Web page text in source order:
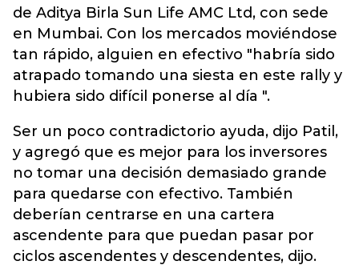
de Aditya Birla Sun Life AMC Ltd, con sede
en Mumbai. Con los mercados moviéndose
tan rápido, alguien en efectivo "habría sido
atrapado tomando una siesta en este rally y
hubiera sido difícil ponerse al día ".
Ser un poco contradictorio ayuda, dijo Patil,
y agregó que es mejor para los inversores
no tomar una decisión demasiado grande
para quedarse con efectivo. También
deberían centrarse en una cartera
ascendente para que puedan pasar por
ciclos ascendentes y descendentes, dijo.